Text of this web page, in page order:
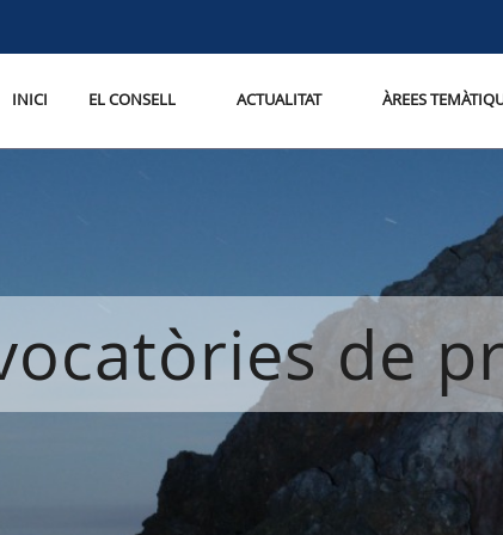
INICI EL CONSELL ACTUALITAT ÀREES
de